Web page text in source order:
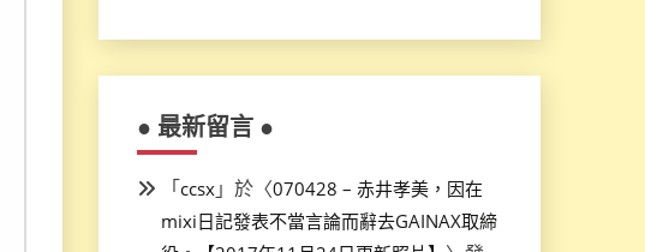
● 最新留言 ●
「ccsx」於〈070428 – 赤井孝美，因在
mixi日記發表不當言論而辭去GAINAX取締